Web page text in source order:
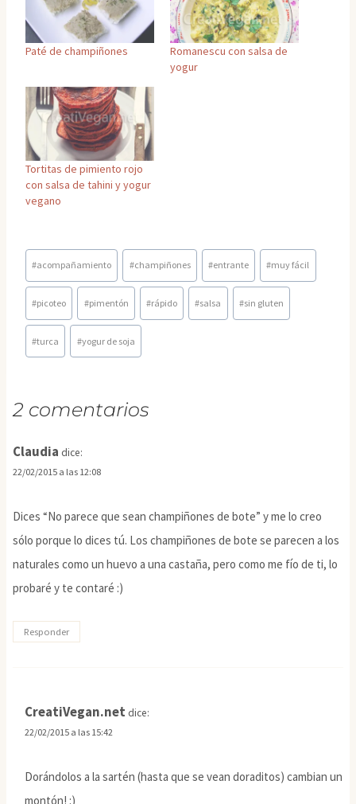
Paté de champiñones
Romanescu con salsa de
yogur
Tortitas de pimiento rojo
con salsa de tahini y yogur
vegano
Etiquetas
de
la
entrada:
#acompañamiento #champiñones #entrante #muy fácil
#picoteo #pimentón #rápido #salsa #sin gluten
#turca #yogur de soja
2 comentarios
Claudia dice:
22/02/2015 a las 12:08
Dices “No parece que sean champiñones de bote” y me lo creo
sólo porque lo dices tú. Los champiñones de bote se parecen a los
naturales como un huevo a una castaña, pero como me fío de ti, lo
probaré y te contaré :)
Responder
CreatiVegan.net dice:
22/02/2015 a las 15:42
Dorándolos a la sartén (hasta que se vean doraditos) cambian un
montón! :)